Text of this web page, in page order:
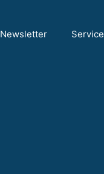
Newsletter Service